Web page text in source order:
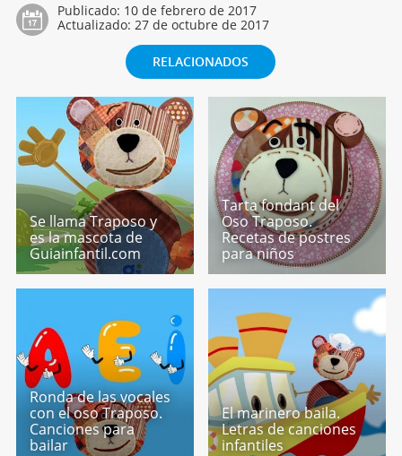
Publicado: 10 de febrero de 2017
Actualizado: 27 de octubre de 2017
RELACIONADOS
Se llama Traposo y
es la mascota de
Guiainfantil.com
Tarta fondant del
Oso Traposo.
Recetas de postres
para niños
Ronda de las vocales
con el oso Traposo.
Canciones para
bailar
El marinero baila.
Letras de canciones
infantiles